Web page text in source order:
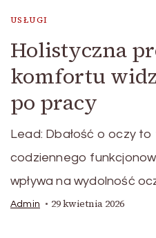
USŁUGI
Holistyczna
komfortu
po pracy
Lead: Dbałość o oczy
codziennego
wpływa na wydolność
Admin 29 kwietnia 2026